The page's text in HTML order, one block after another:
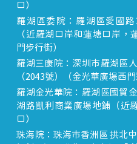
口）
羅湖區委院：羅湖區愛國
（近羅湖口岸和蓮塘口岸，
門步行街）
羅湖三康院：深圳市羅湖區
（2043號）（金光華廣場西門
羅湖金光華院：羅湖區國貿
湖路凱利商業廣場地鋪（近
口）
珠海院：珠海市香洲區 拱北